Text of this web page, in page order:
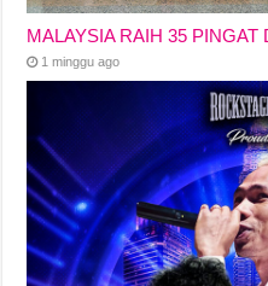
MALAYSIA RAIH 35 PINGAT
1 minggu ago